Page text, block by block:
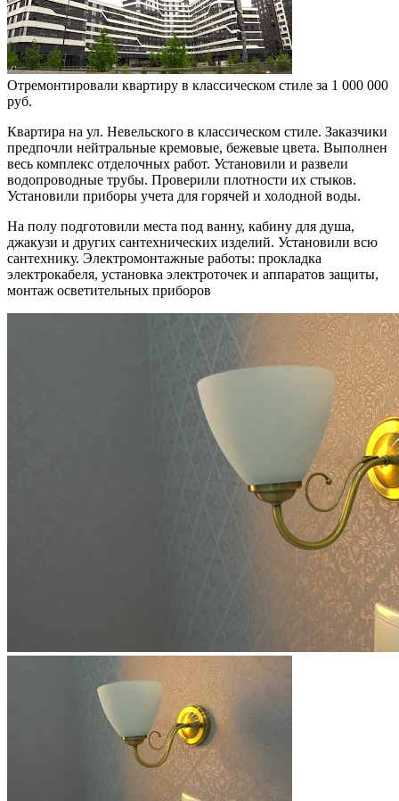
Отремонтировали квартиру в классическом стиле за 1 000 000
руб.
Квартира на ул. Невельского в классическом стиле. Заказчики
предпочли нейтральные кремовые, бежевые цвета. Выполнен
весь комплекс отделочных работ. Установили и развели
водопроводные трубы. Проверили плотности их стыков.
Установили приборы учета для горячей и холодной воды.
На полу подготовили места под ванну, кабину для душа,
джакузи и других сантехнических изделий. Установили всю
сантехнику. Электромонтажные работы: прокладка
электрокабеля, установка электроточек и аппаратов защиты,
монтаж осветительных приборов